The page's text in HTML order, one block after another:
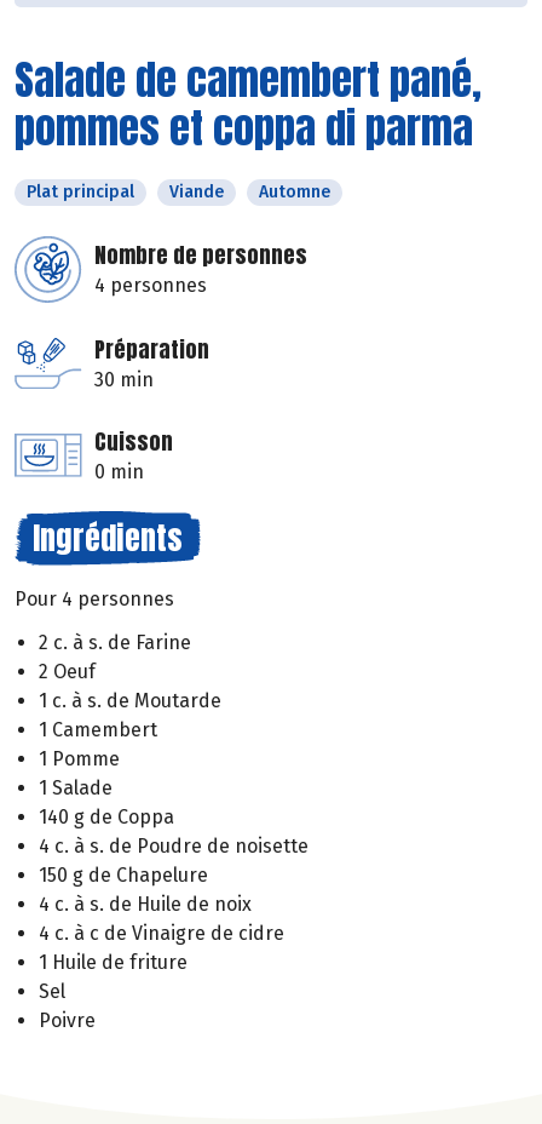
Salade de camembert pané,
pommes et coppa di parma
Plat principal Viande Automne
Nombre de personnes
4 personnes
Préparation
30 min
Cuisson
0 min
Ingrédients
Pour 4 personnes
2 c. à s. de Farine
2 Oeuf
1 c. à s. de Moutarde
1 Camembert
1 Pomme
1 Salade
140 g de Coppa
4 c. à s. de Poudre de noisette
150 g de Chapelure
4 c. à s. de Huile de noix
4 c. à c de Vinaigre de cidre
1 Huile de friture
Sel
Poivre